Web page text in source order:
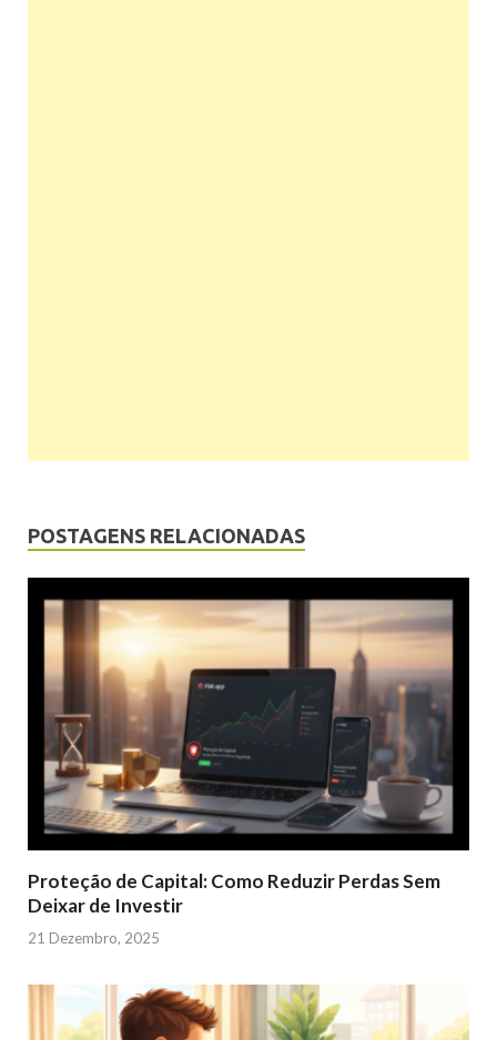
POSTAGENS RELACIONADAS
Proteção de Capital: Como Reduzir Perdas Sem
Deixar de Investir
21 Dezembro, 2025